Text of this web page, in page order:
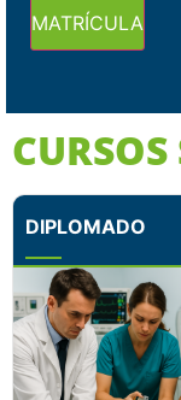
MATRÍCULA
DIPLOMADO